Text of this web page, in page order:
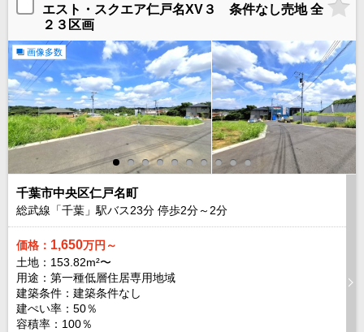
エスト・スクエア仁戸名XV３ 条件なし売地 全
２３区画
画像多数
千葉市中央区仁戸名町
総武線「千葉」駅バス23分 停歩2分～ 2分
価格： 1,650万円～
土地：153.82m²〜
用途：第一種低層住居専用地域
建築条件： 建築条件なし
建ぺい率：50％
容積率：100％
成田･銚子方面エリアのマンション
成田･銚子方面エリアの土地
四街道･佐倉･八千代方面エリア
四街道･佐倉･八千代方面エリアの新築一戸建
四街道･佐倉･八千代方面エリアの中古一戸建
四街道･佐倉･八千代方面エリアのマンション
四街道･佐倉･八千代方面エリアの土地
船橋･市川･浦安方面エリア
船橋･市川･浦安方面エリアの新築一戸建
船橋･市川･浦安方面エリアの中古一戸建
船橋･市川･浦安方面エリアのマンション
船橋･市川･浦安方面エリアの土地
千葉市エリア
千葉市エリアの新築一戸建
千葉市エリアの中古一戸建
千葉市エリアのマンション
千葉市エリアの土地
外房エリア